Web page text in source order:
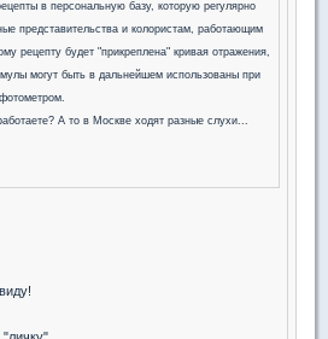
в персональную базу, которую регулярно
представительства и колористам, работающим
рецепту будет "прикреплена" кривая отражения,
могут быть в дальнейшем использованы при
А то в Москве ходят разные слухи...